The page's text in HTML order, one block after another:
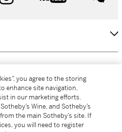
you agree to the storing
enhance site navigation,
in our marketing efforts.
Wine, and Sotheby’s
the main Sotheby’s site. If
you will need to register